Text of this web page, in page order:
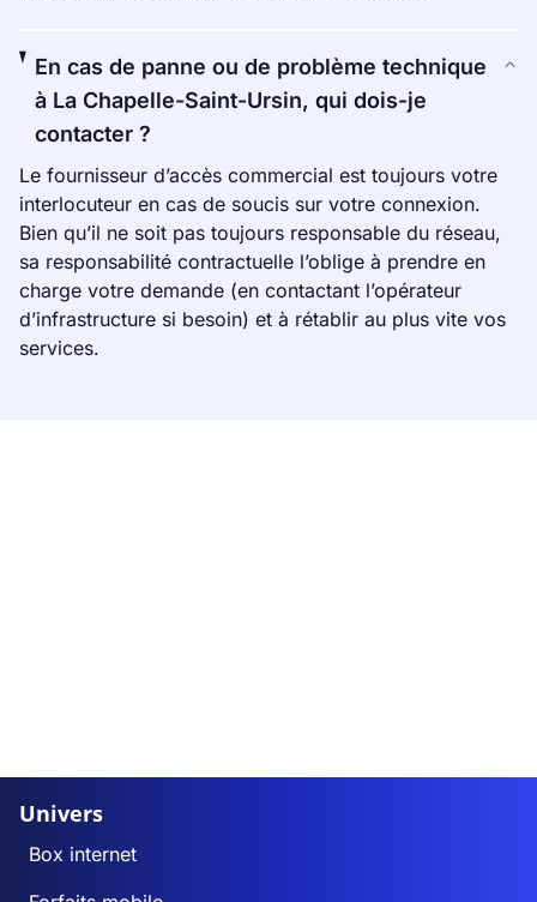
En cas de panne ou de problème technique
à La Chapelle-Saint-Ursin, qui dois-je
contacter ?
Le fournisseur d’accès commercial est toujours votre
interlocuteur en cas de soucis sur votre connexion.
Bien qu’il ne soit pas toujours responsable du réseau,
sa responsabilité contractuelle l’oblige à prendre en
charge votre demande (en contactant l’opérateur
d’infrastructure si besoin) et à rétablir au plus vite vos
services.
Univers
Box internet